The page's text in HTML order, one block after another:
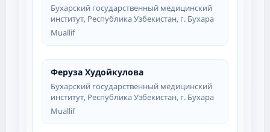
Бухарский государственный медицинский
институт, Республика Узбекистан, г. Бухара
Muallif
Феруза Худойкулова
Бухарский государственный медицинский
институт, Республика Узбекистан, г. Бухара
Muallif